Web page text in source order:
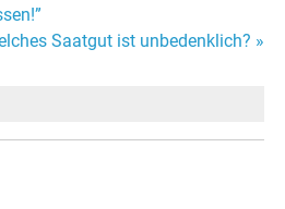
Saatgut ist unbedenklich? »